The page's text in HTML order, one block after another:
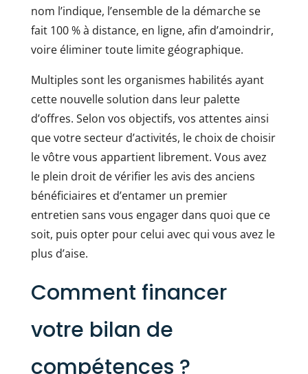
nom l’indique, l’ensemble de la démarche se
fait 100 % à distance, en ligne, afin d’amoindrir,
voire éliminer toute limite géographique.
Multiples sont les organismes habilités ayant
cette nouvelle solution dans leur palette
d’offres. Selon vos objectifs, vos attentes ainsi
que votre secteur d’activités, le choix de choisir
le vôtre vous appartient librement. Vous avez
le plein droit de vérifier les avis des anciens
bénéficiaires et d’entamer un premier
entretien sans vous engager dans quoi que ce
soit, puis opter pour celui avec qui vous avez le
plus d’aise.
Comment financer
votre bilan de
compétences ?